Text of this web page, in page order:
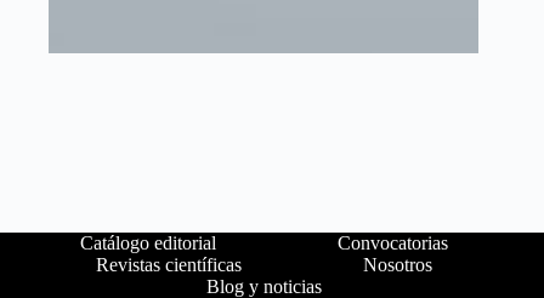
Catálogo editorial
Convocatorias
Revistas científicas
Nosotros
Blog y noticias